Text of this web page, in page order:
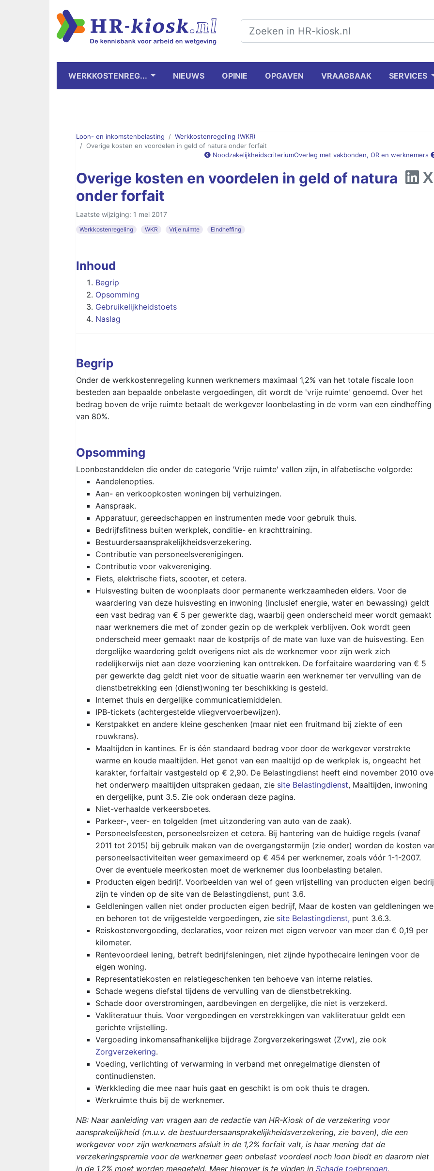
WERKKOSTENREG... NIEUWS OPINIE OPGAVEN VRAAGBAAK SERVICES
Loon- en inkomstenbelasting
Werkkostenregeling (WKR)
Overige kosten en voordelen in geld of natura onder forfait
NoodzakelijkheidscriteriumOverleg met vakbonden, OR en werknemers
Overige kosten en voordelen in geld of natura
onder forfait
Laatste wijziging: 1 mei 2017
Werkkostenregeling WKR Vrije ruimte Eindheffing
Inhoud
Begrip
Opsomming
Gebruikelijkheidstoets
Naslag
Begrip
Onder de werkkostenregeling kunnen werknemers maximaal 1,2% van het totale fiscale loon
besteden aan bepaalde onbelaste vergoedingen, dit wordt de 'vrije ruimte' genoemd. Over het
bedrag boven de vrije ruimte betaalt de werkgever loonbelasting in de vorm van een eindheffing
van 80%.
Opsomming
Loonbestanddelen die onder de categorie 'Vrije ruimte' vallen zijn, in alfabetische volgorde:
Aandelenopties.
Aan- en verkoopkosten woningen bij verhuizingen.
Aanspraak.
Apparatuur, gereedschappen en instrumenten mede voor gebruik thuis.
Bedrijfsfitness buiten werkplek, conditie- en krachttraining.
Bestuurdersaansprakelijkheidsverzekering.
Contributie van personeelsverenigingen.
Contributie voor vakvereniging.
Fiets, elektrische fiets, scooter, et cetera.
Huisvesting buiten de woonplaats door permanente werkzaamheden elders. Voor de
waardering van deze huisvesting en inwoning (inclusief energie, water en bewassing) geldt
een vast bedrag van € 5 per gewerkte dag, waarbij geen onderscheid meer wordt gemaakt
naar werknemers die met of zonder gezin op de werkplek verblijven. Ook wordt geen
onderscheid meer gemaakt naar de kostprijs of de mate van luxe van de huisvesting. Een
dergelijke waardering geldt overigens niet als de werknemer voor zijn werk zich
redelijkerwijs niet aan deze voorziening kan onttrekken. De forfaitaire waardering van € 5
per gewerkte dag geldt niet voor de situatie waarin een werknemer ter vervulling van de
dienstbetrekking een (dienst)woning ter beschikking is gesteld.
Internet thuis en dergelijke communicatiemiddelen.
IPB-tickets (achtergestelde vliegvervoerbewijzen).
Kerstpakket en andere kleine geschenken (maar niet een fruitmand bij ziekte of een
rouwkrans).
Maaltijden in kantines. Er is één standaard bedrag voor door de werkgever verstrekte
warme en koude maaltijden. Het genot van een maaltijd op de werkplek is, ongeacht het
karakter, forfaitair vastgesteld op € 2,90. De Belastingdienst heeft eind november 2010
het onderwerp maaltijden uitspraken gedaan, zie site Belastingdienst, Maaltijden, inwoning
en dergelijke, punt 3.5. Zie ook onderaan deze pagina.
Niet-verhaalde verkeersboetes.
Parkeer-, veer- en tolgelden (met uitzondering van auto van de zaak).
Personeelsfeesten, personeelsreizen et cetera. Bij hantering van de huidige regels (vanaf
2011 tot 2015) bij gebruik maken van de overgangstermijn (zie onder) worden de kosten
personeelsactiviteiten weer gemaximeerd op € 454 per werknemer, zoals vóór 1-1-2007.
Over de eventuele meerkosten moet de werknemer dus loonbelasting betalen.
Producten eigen bedrijf. Voorbeelden van wel of geen vrijstelling van producten eigen
zijn te vinden op de site van de Belastingdienst, punt 3.6.
Geldleningen vallen niet onder producten eigen bedrijf, Maar de kosten van geldleningen
en behoren tot de vrijgestelde vergoedingen, zie site Belastingdienst, punt 3.6.3.
Reiskostenvergoeding, declaraties, voor reizen met eigen vervoer van meer dan € 0,19 per
kilometer.
Rentevoordeel lening, betreft bedrijfsleningen, niet zijnde hypothecaire leningen voor de
eigen woning.
Representatiekosten en relatiegeschenken ten behoeve van interne relaties.
Schade wegens diefstal tijdens de vervulling van de dienstbetrekking.
Schade door overstromingen, aardbevingen en dergelijke, die niet is verzekerd.
Vakliteratuur thuis. Voor vergoedingen en verstrekkingen van vakliteratuur geldt een
gerichte vrijstelling.
Vergoeding inkomensafhankelijke bijdrage Zorgverzekeringswet (Zvw), zie ook
Zorgverzekering.
Voeding, verlichting of verwarming in verband met onregelmatige diensten of
continudiensten.
Werkkleding die mee naar huis gaat en geschikt is om ook thuis te dragen.
Werkruimte thuis bij de werknemer.
NB: Naar aanleiding van vragen aan de redactie van HR-Kiosk of de verzekering voor
aansprakelijkheid (m.u.v. de bestuurdersaansprakelijkheidsverzekering, zie boven), die een
werkgever voor zijn werknemers afsluit in de 1,2% forfait valt, is haar mening dat de
verzekeringspremie voor de werknemer geen onbelast voordeel noch loon biedt en daarom niet
in de 1,2% moet worden meegeteld. Meer hierover is te vinden in Schade toebrengen.